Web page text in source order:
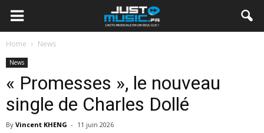
Home News
News
« Promesses », le nouveau
single de Charles Dollé
By Vincent KHENG - 11 juin 2026